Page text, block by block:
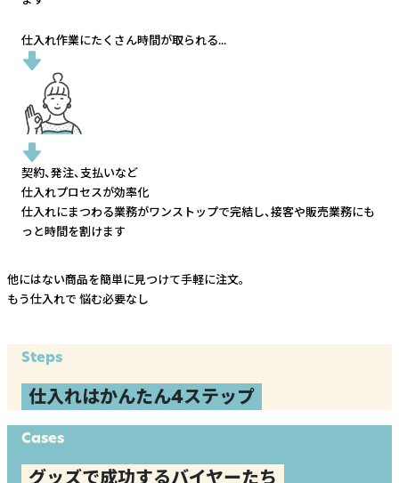
仕入れ作業にたくさん時間が取られる...
契約、発注、支払いなど
仕入れプロセスが効率化
仕入れにまつわる業務がワンストップで完結し、接客や販売業務にも
っと時間を割けます
他にはない商品を簡単に見つけて手軽に注文。
もう仕入れで 悩む必要なし
Steps
仕入れはかんたん4ステップ
Cases